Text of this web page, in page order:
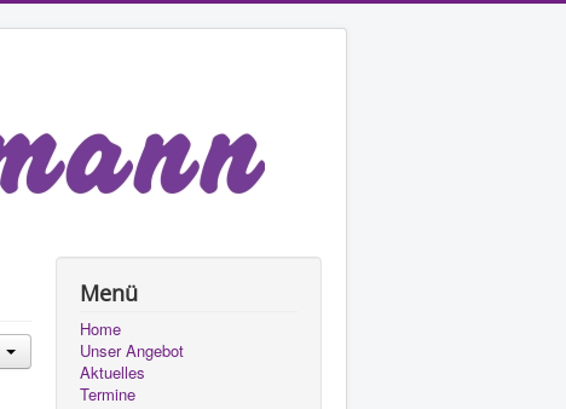
Menü
Home
Unser Angebot
Aktuelles
Termine